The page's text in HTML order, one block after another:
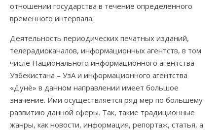
отношении государства в течение определенного
временного интервала.
Деятельность периодических печатных изданий,
телерадиоканалов, информационных агентств, в том
числе Национального информационного агентства
Узбекистана – УзА и информационного агентства
«Дунё» в данном направлении имеет большое
значение. Ими осуществляется ряд мер по большему
развитию данной сферы. Так, такие традиционные
жанры, как новости, информация, репортаж, статья, а